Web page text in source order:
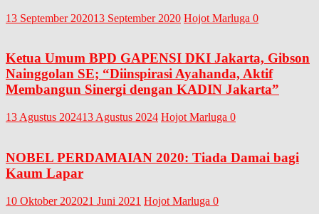
13 September 202013 September 2020 Hojot Marluga 0
Ketua Umum BPD GAPENSI DKI Jakarta, Gibson
Nainggolan SE; “Diinspirasi Ayahanda, Aktif
Membangun Sinergi dengan KADIN Jakarta”
13 Agustus 202413 Agustus 2024 Hojot Marluga 0
NOBEL PERDAMAIAN 2020: Tiada Damai bagi
Kaum Lapar
10 Oktober 202021 Juni 2021 Hojot Marluga 0